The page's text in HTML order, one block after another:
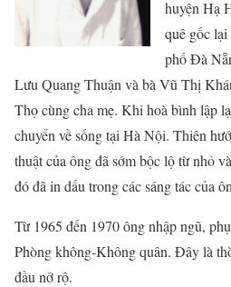
huyện Hạ
quê gốc
phố Đà
Lưu Quang Thuận và bà Vũ Thị
Thọ cùng cha mẹ. Khi hoà bình lập
chuyển về sống tại Hà Nội. Thiên
thuật của ông đã sớm bộc lộ từ nhỏ
đó đã in dấu trong các sáng tác của
Từ 1965 đến 1970 ông nhập ngũ,
Phòng không-Không quân. Đây là
đầu nở rộ.